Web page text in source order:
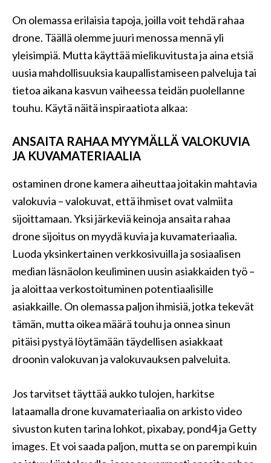
On olemassa erilaisia ​​tapoja, joilla voit tehdä rahaa
drone. Täällä olemme juuri menossa mennä yli
yleisimpiä. Mutta käyttää mielikuvitusta ja aina etsiä
uusia mahdollisuuksia kaupallistamiseen palveluja tai
tietoa aikana kasvun vaiheessa teidän puolellanne
touhu. Käytä näitä inspiraatiota alkaa:
ANSAITA RAHAA MYYMÄLLÄ VALOKUVIA
JA KUVAMATERIAALIA
ostaminen drone kamera aiheuttaa joitakin mahtavia
valokuvia – valokuvat, että ihmiset ovat valmiita
sijoittamaan. Yksi järkeviä keinoja ansaita rahaa
drone sijoitus on myydä kuvia ja kuvamateriaalia.
Luoda yksinkertainen verkkosivuilla ja sosiaalisen
median läsnäolon keuliminen uusin asiakkaiden työ –
ja aloittaa verkostoituminen potentiaalisille
asiakkaille. On olemassa paljon ihmisiä, jotka tekevät
tämän, mutta oikea määrä touhu ja onnea sinun
pitäisi pystyä löytämään täydellisen asiakkaat
droonin valokuvan ja valokuvauksen palveluita.
Jos tarvitset täyttää aukko tulojen, harkitse
lataamalla drone kuvamateriaalia on arkisto video
sivuston kuten tarina lohkot, pixabay, pond4 ja Getty
images. Et voi saada paljon, mutta se on parempi kuin